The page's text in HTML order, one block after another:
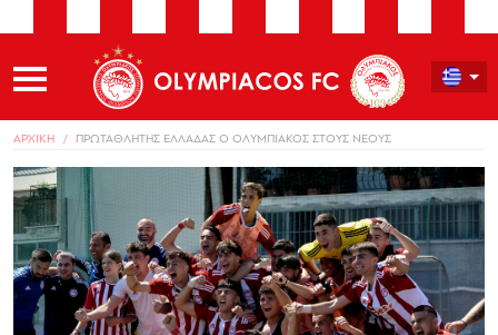
ΑΡΧΙΚΗ ΠΡΩΤΑΘΛΗΤΗΣ ΕΛΛΑΔΑΣ Ο ΟΛΥΜΠΙΑΚΟΣ ΣΤΟΥΣ ΝΕΟΥΣ